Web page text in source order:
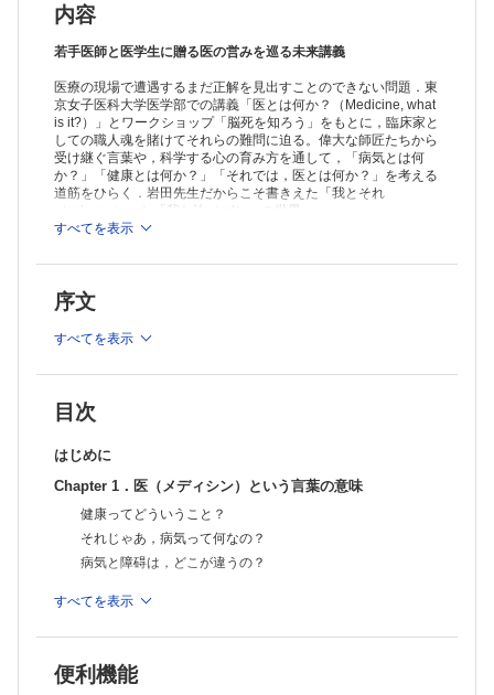
EBM って何？
プラセーボ効果とノセボ効果
Chapter 3．医（メディシン）の実践
二つの航海実験を比較してみると……
医における科学（science）と技術（art）の対立
医療における我と汝
セカンド・オピニオンとは？
科学と技術を両立させる努力
Chapter 4．医（メディシン）における科学
科学する心
観察するとは？
神経病理学との出会い
モンテフィオーレ病院
観察から生まれる科学
NBM って何？
人工呼吸器装着の意志の撤回
ALS 患者の自殺幇助事件
語り継ぐことの意義
脳死を知ろう
死と寿命
超高齢社会での医療と社会福祉
ハンセン病との出会い
ハンセン病の患者さんが教えてくれたこと
Chapter 7．医師の務め
医の倫理
まず人であれ！
内容
若手医師と医学生に贈る医の営みを巡る未来講義
医療の現場で遭遇するまだ正解を見出すことのできない問題．東
京女子医科大学医学部での講義「医とは何か？（Medicine, what
is it?）」とワークショップ「脳死を知ろう」をもとに，臨床家と
しての職人魂を賭けてそれらの難問に迫る。偉大な師匠たちから
受け継ぐ言葉や，科学する心の育み方を通して，「病気とは何
か？」「健康とは何か？」「それでは，医とは何か？」を考える
道筋をひらく．岩田先生だからこそ書きえた「我とそれ
（science）」と「我と汝（art）」の世界．
製品のご購入後、「購入済ライセンス一覧」より、オンライン環
認ください。
推奨ブラウザ： Firefox 最新版 / Google Chrome 最新版 / Safari
最新版
すべてを表示
序文
すべてを表示
目次
はじめに
Chapter 1．医（メディシン）という言葉の意味
健康ってどういうこと？
それじゃあ，病気って何なの？
病気と障碍は，どこが違うの？
健康の定義
Chapter 2．医（メディシン）を支える三本柱
近代科学の三本柱
すべてを表示
便利機能